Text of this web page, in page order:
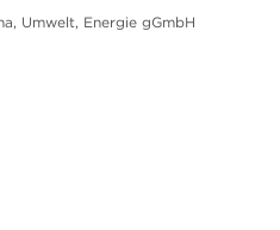
Umwelt, Energie gGmbH